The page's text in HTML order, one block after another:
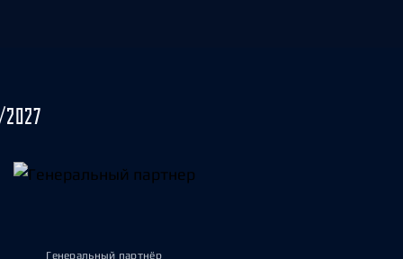
Генеральный партнёр